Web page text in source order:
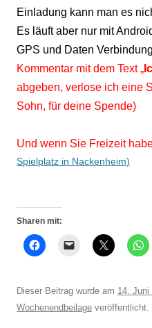
Einladung kann man es
Es läuft aber nur mit
GPS und Daten
Kommentar mit dem Text „
abgeben, verlose ich eine
Sohn, für deine Spende)
Und wenn Sie Freizeit
Spielplatz in Nackenheim)
Sharen mit:
Dieser Beitrag wurde am 14. Juni
Wochenendbeilage veröffentlicht.